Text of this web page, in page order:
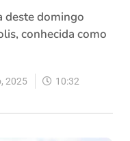
deste domingo
conhecida como
2025 10:32